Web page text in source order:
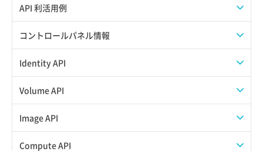
APIのご利用について
API 利活用例
APIでAPIサブユーザーを作成する
APIでVPSにISOイメージを挿入する
APIでVPSを作成する
コントロールパネル情報
APIユーザーを作成する
API情報を確認する
Identity API
Credential一覧取得
Credential作成
Credential削除
Volume API
スナップショット一覧取得
スナップショット作成
Image API
ISOイメージアップロード
Compute API